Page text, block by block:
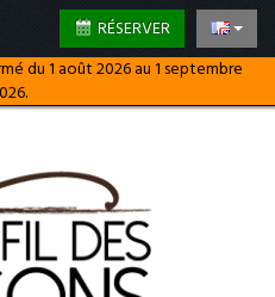
RÉSERVER
du 1 août 2026 au 1 septembre